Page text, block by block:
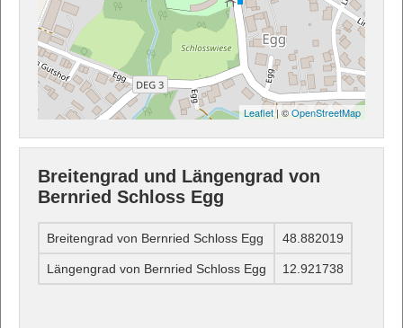
Leaflet| ©OpenStreetMap
Breitengrad und Längengrad von
Bernried Schloss Egg
Breitengrad von Bernried Schloss Egg 48.882019
Längengrad von Bernried Schloss Egg 12.921738